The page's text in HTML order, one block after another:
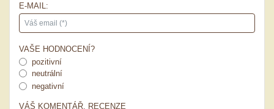
E-MAIL:
VAŠE HODNOCENÍ?
pozitivní
neutrální
negativní
VÁŠ KOMENTÁŘ, RECENZE